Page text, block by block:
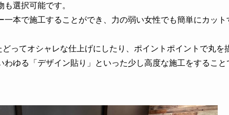
選択可能です。
本で施工することができ、力の弱い女性でも簡単にカット
ってオシャレな仕上げにしたり、ポイントポイントで丸を
ゆる「デザイン貼り」といった少し高度な施工をするこ